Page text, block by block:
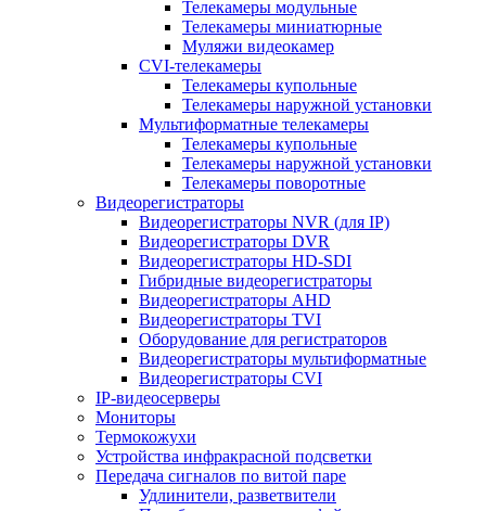
Телекамеры модульные
Телекамеры миниатюрные
Муляжи видеокамер
CVI-телекамеры
Телекамеры купольные
Телекамеры наружной установки
Мультиформатные телекамеры
Телекамеры купольные
Телекамеры наружной установки
Телекамеры поворотные
Видеорегистраторы
Видеорегистраторы NVR (для IP)
Видеорегистраторы DVR
Видеорегистраторы HD-SDI
Гибридные видеорегистраторы
Видеорегистраторы AHD
Видеорегистраторы TVI
Оборудование для регистраторов
Видеорегистраторы мультиформатные
Видеорегистраторы CVI
IP-видеосерверы
Мониторы
Термокожухи
Устройства инфракрасной подсветки
Передача сигналов по витой паре
Удлинители, разветвители